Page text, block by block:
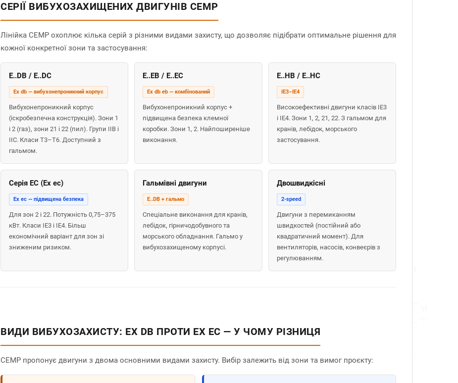
СЕРІЇ ВИБУХОЗАХИЩЕНИХ ДВИГУНІВ CEMP
Лінійка CEMP охоплює кілька серій з різними видами захисту, що дозволяє підібрати оптимальне рішення для
кожної конкретної зони та застосування:
E..DB / E..DC
Ex db — вибухонепроникний корпус
Вибухонепроникний корпус
(іскробезпечна конструкція). Зони 1
і 2 (газ), зони 21 і 22 (пил). Групи IIB і
IIC. Класи T3–T6. Доступний з
гальмом.
E..EB / E..EC
Ex db eb — комбінований
Вибухонепроникний корпус +
підвищена безпека клемної
коробки. Зони 1, 2. Найпоширеніше
виконання.
E..HB / E..HC
IE3–IE4
Високоефективні двигуни класів IE3
і IE4. Зони 1, 2, 21, 22. З гальмом для
кранів, лебідок, морського
застосування.
Серія EC (Ex ec)
Ex ec — підвищена безпека
Для зон 2 і 22. Потужність 0,75–375
кВт. Класи IE3 і IE4. Більш
економічний варіант для зон зі
зниженим ризиком.
Гальмівні двигуни
E..DB + гальмо
Спеціальне виконання для кранів,
лебідок, гірничодобувного та
морського обладнання. Гальмо у
вибухозахищеному корпусі.
Двошвидкісні
2-speed
Двигуни з перемиканням
швидкостей (постійний або
квадратичний момент). Для
вентиляторів, насосів, конвеєрів з
регулюванням.
ВИДИ ВИБУХОЗАХИСТУ: EX DB ПРОТИ EX EC — У ЧОМУ РІЗНИЦЯ
CEMP пропонує двигуни з двома основними видами захисту. Вибір залежить від зони та вимог проєкту: